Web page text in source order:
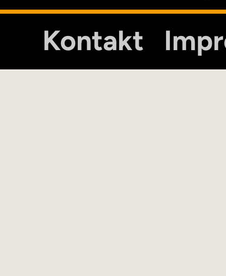
Kontakt